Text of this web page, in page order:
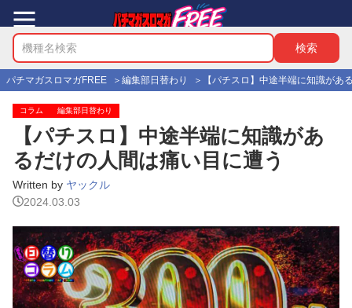
パチマガスロマガFREE 編集部日替わり 【パチスロ】中途半端に知識があ
コラム 編集部日替わり
【パチスロ】中途半端に知識があ
るだけの人間は痛い目に遭う
Written by ヤックル
2024.03.03